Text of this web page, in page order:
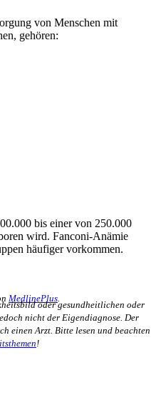
von Menschen mit
gehören:
bis einer von 250.000
wird. Fanconi-Anämie
häufiger vorkommen.
MedlinePlus
oder gesundheitlichen oder
nicht der Eigendiagnose. Der
einen Arzt. Bitte lesen und beachten
!